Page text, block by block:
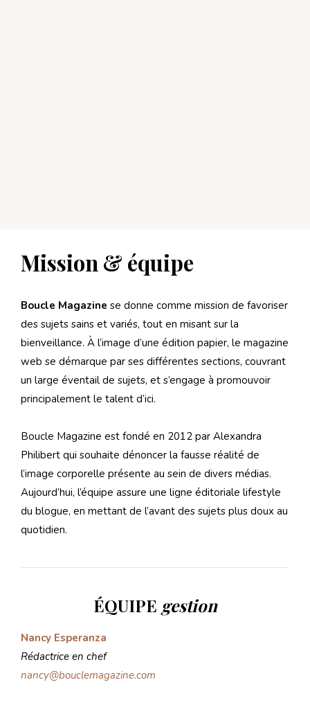
Mission & équipe
Boucle Magazine se donne comme mission de favoriser
des sujets sains et variés, tout en misant sur la
bienveillance. À l’image d’une édition papier, le magazine
web se démarque par ses différentes sections, couvrant
un large éventail de sujets, et s’engage à promouvoir
principalement le talent d’ici.
Boucle Magazine est fondé en 2012 par Alexandra
Philibert qui souhaite dénoncer la fausse réalité de
l’image corporelle présente au sein de divers médias.
Aujourd’hui, l’équipe assure une ligne éditoriale lifestyle
du blogue, en mettant de l’avant des sujets plus doux au
quotidien.
ÉQUIPE gestion
Nancy Esperanza
Rédactrice en chef
nancy@bouclemagazine.com